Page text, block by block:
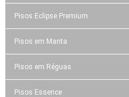
Pisos Eclipse Premium
Pisos em Manta
Pisos em Réguas
Pisos Essence